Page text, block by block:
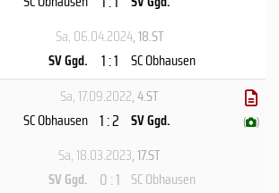
Sa, 06.04.2024, 18.ST
SV Ggd.
1 : 1 SC Obhausen
Sa, 17.09.2022, 4.ST
SC Obhausen 1 : 2 SV Ggd. ( )
Sa, 18.03.2023, 17.ST
SV Ggd. 0 : 1 SC Obhausen